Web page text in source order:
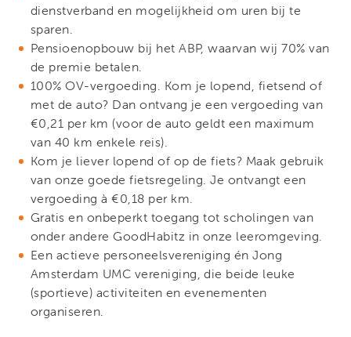
dienstverband en mogelijkheid om uren bij te
sparen.
Pensioenopbouw bij het ABP, waarvan wij 70% van
de premie betalen.
100% OV-vergoeding. Kom je lopend, fietsend of
met de auto? Dan ontvang je een vergoeding van
€0,21 per km (voor de auto geldt een maximum
van 40 km enkele reis).
Kom je liever lopend of op de fiets? Maak gebruik
van onze goede fietsregeling. Je ontvangt een
vergoeding à €0,18 per km.
Gratis en onbeperkt toegang tot scholingen van
onder andere GoodHabitz in onze leeromgeving.
Een actieve personeelsvereniging én Jong
Amsterdam UMC vereniging, die beide leuke
(sportieve) activiteiten en evenementen
organiseren.